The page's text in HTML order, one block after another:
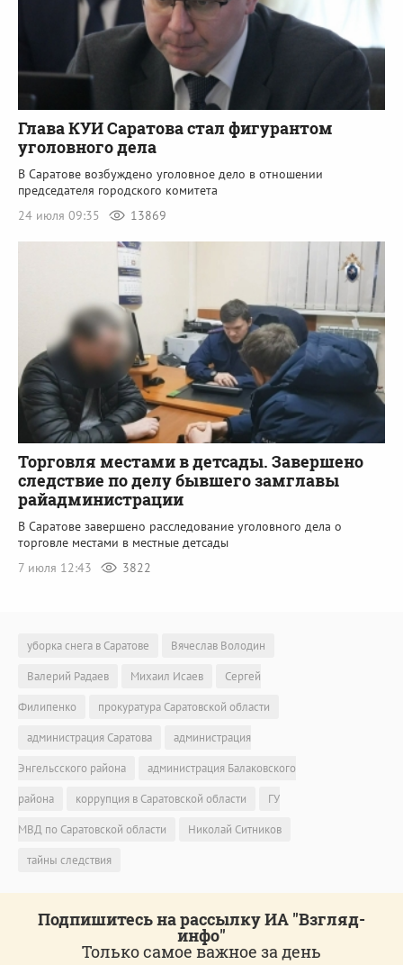
Глава КУИ Саратова стал фигурантом
уголовного дела
В Саратове возбуждено уголовное дело в отношении
председателя городского комитета
24 июля 09:35
13869
Торговля местами в детсады. Завершено
следствие по делу бывшего замглавы
райадминистрации
В Саратове завершено расследование уголовного дела о
торговле местами в местные детсады
7 июля 12:43
3822
уборка снега в Саратове
Вячеслав Володин
Валерий Радаев
Михаил Исаев
Сергей
Филипенко
прокуратура Саратовской области
администрация Саратова
администрация
Энгельсского района
администрация Балаковского
района
коррупция в Саратовской области
ГУ
МВД по Саратовской области
Николай Ситников
тайны следствия
Подпишитесь на рассылку ИА "Взгляд-
инфо"
Только самое важное за день